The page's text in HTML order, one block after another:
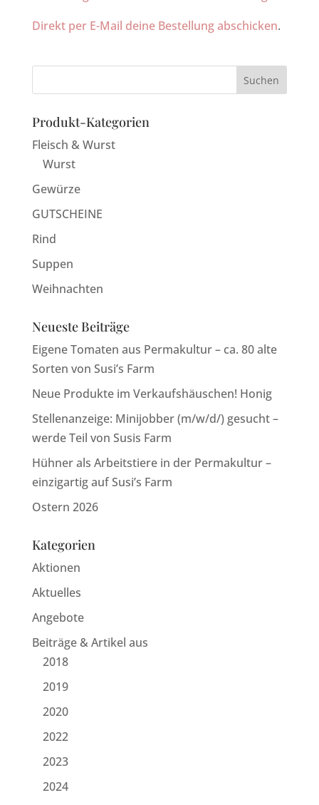
Direkt per E-Mail deine Bestellung abschicken.
Produkt-Kategorien
Fleisch & Wurst
Wurst
Gewürze
GUTSCHEINE
Rind
Suppen
Weihnachten
Neueste Beiträge
Eigene Tomaten aus Permakultur – ca. 80 alte
Sorten von Susi’s Farm
Neue Produkte im Verkaufshäuschen! Honig
Stellenanzeige: Minijobber (m/w/d/) gesucht –
werde Teil von Susis Farm
Hühner als Arbeitstiere in der Permakultur –
einzigartig auf Susi’s Farm
Ostern 2026
Kategorien
Aktionen
Aktuelles
Angebote
Beiträge & Artikel aus
2018
2019
2020
2022
2023
2024